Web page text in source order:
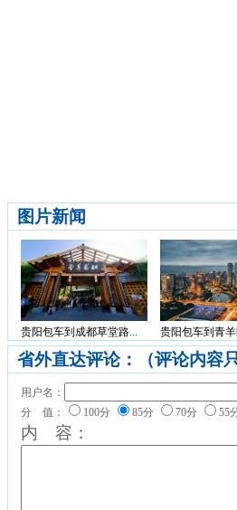
图片新闻
贵阳包车到成都草堂路... 贵阳包车到青羊
省外直达评论：（评论内容
用户名：
分 值：
100分 85分 70分 55
内 容：